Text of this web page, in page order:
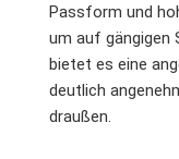
Passform und
um auf gängigen
bietet es eine
deutlich
draußen.